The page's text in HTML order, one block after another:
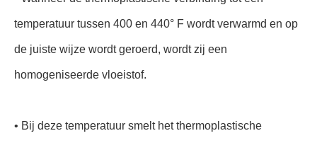
temperatuur tussen 400 en 440° F wordt verwarmd en op
de juiste wijze wordt geroerd, wordt zij een
homogeniseerde vloeistof.
• Bij deze temperatuur smelt het thermoplastische